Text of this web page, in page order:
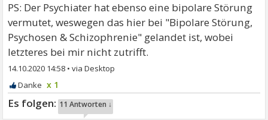
PS: Der Psychiater hat ebenso eine bipolare Störung
vermutet, weswegen das hier bei "Bipolare Störung,
Psychosen & Schizophrenie" gelandet ist, wobei
letzteres bei mir nicht zutrifft.
14.10.2020 14:58 •
x 1
11 Antworten ↓